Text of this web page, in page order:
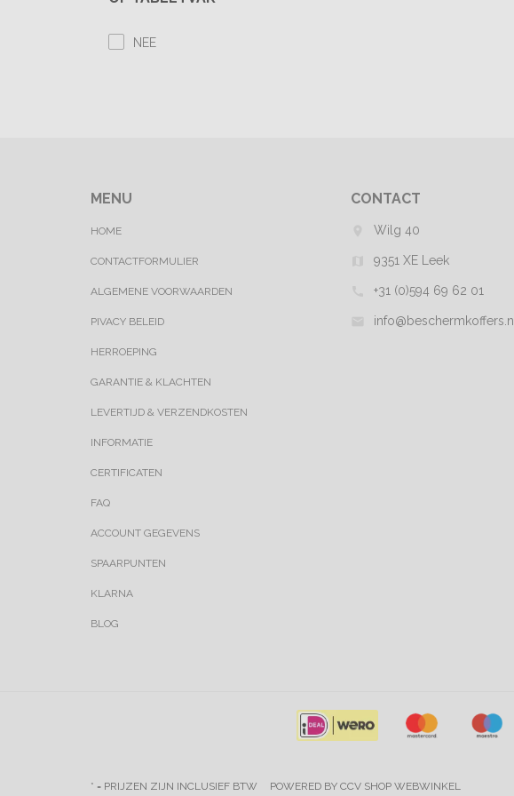
NEE
MENU
HOME
CONTACTFORMULIER
ALGEMENE VOORWAARDEN
PIVACY BELEID
HERROEPING
GARANTIE & KLACHTEN
LEVERTIJD & VERZENDKOSTEN
INFORMATIE
CERTIFICATEN
FAQ
ACCOUNT GEGEVENS
SPAARPUNTEN
KLARNA
BLOG
CONTACT
Wilg 40
9351 XE Leek
+31 (0)594 69 62 01
info@beschermkoffers.nl
* = PRIJZEN ZIJN INCLUSIEF BTW POWERED BY CCV SHOP WEBWINKEL